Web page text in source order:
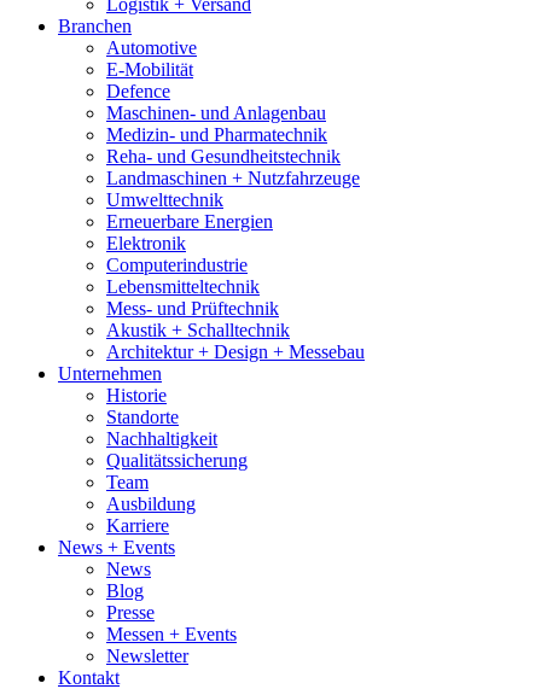
Branchen
Automotive
E-Mobilität
Defence
Maschinen- und Anlagenbau
Medizin- und Pharmatechnik
Reha- und Gesundheitstechnik
Landmaschinen + Nutzfahrzeuge
Umwelttechnik
Erneuerbare Energien
Elektronik
Computerindustrie
Lebensmitteltechnik
Mess- und Prüftechnik
Akustik + Schalltechnik
Architektur + Design + Messebau
Unternehmen
Historie
Standorte
Nachhaltigkeit
Qualitätssicherung
Team
Ausbildung
Karriere
News + Events
News
Blog
Presse
Messen + Events
Newsletter
Kontakt